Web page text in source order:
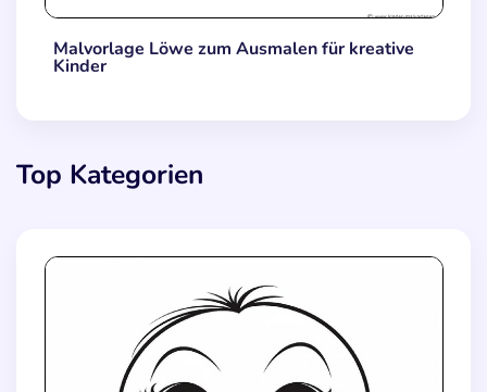
Malvorlage Löwe zum Ausmalen für kreative
Kinder
Top Kategorien